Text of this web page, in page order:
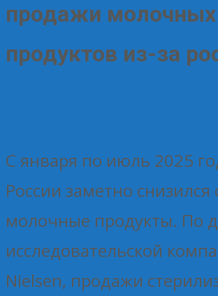
продажи молочных
продуктов из-за
С января по июль 2025
России заметно снизился
молочные продукты. По
исследовательской
Nielsen, продажи